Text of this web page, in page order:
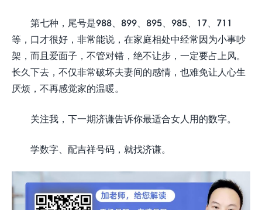
第七种，尾号是988、899、895、985、17、711
等，口才很好，非常能说，在家庭相处中经常因为小事吵
架，而且爱面子，不管对错，绝不让步，一定要占上风。
长久下去，不仅非常破坏夫妻间的感情，也难免让人心生
厌烦，不再感觉家的温暖。
关注我，下一期济谦告诉你最适合女人用的数字。
学数字、配吉祥号码，就找济谦。